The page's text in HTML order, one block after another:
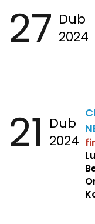
27 Dub
2024
21 Dub
2024